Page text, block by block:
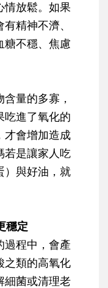
情放鬆。如果
精神不濟、
糖不穩、焦慮
量的多寡，
吃進了氧化的
才會增加造成
若是讓家人吃
）與好油，就
穩定
過程中，會產
之類的高氧化
細菌或清理老